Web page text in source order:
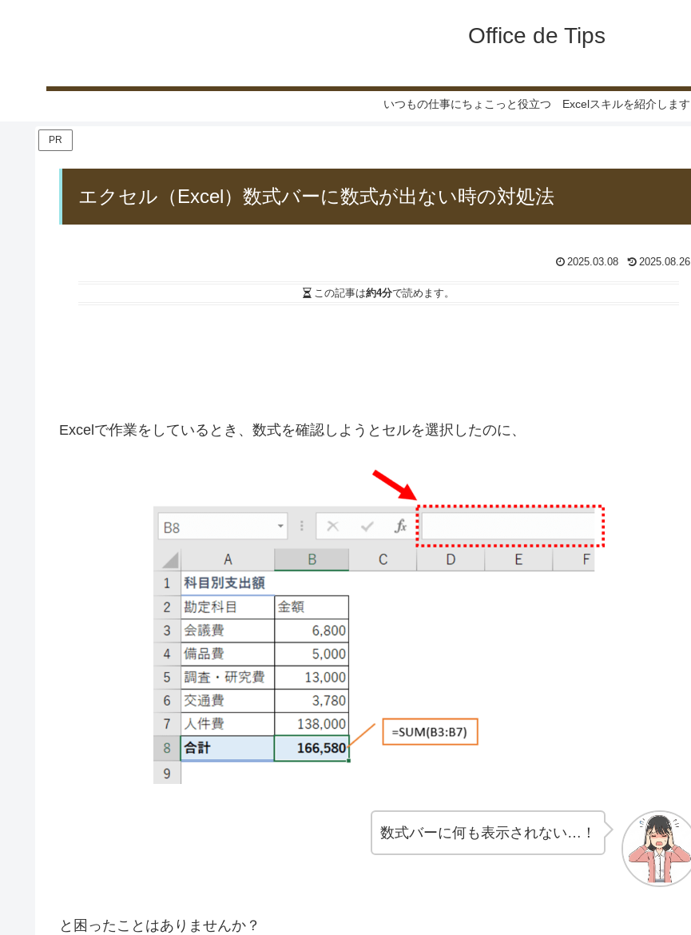
Office de Tips
いつもの仕事にちょこっと役立つ Excelスキルを紹介します
PR
エクセル（Excel）数式バーに数式が出ない時の対処法
2025.03.08 2025.08.26
この記事は約4分で読めます。
Excelで作業をしているとき、数式を確認しようとセルを選択したのに、
数式バーに何も表示されない…！
と困ったことはありませんか？